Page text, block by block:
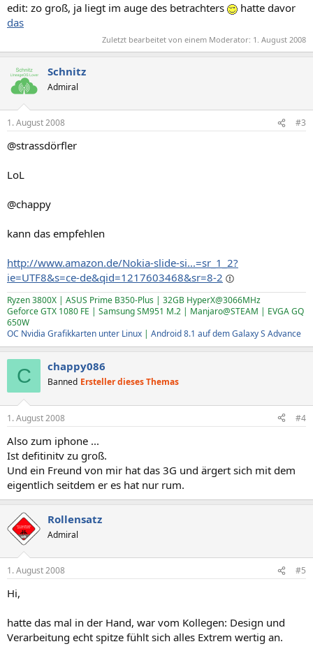
edit: zo groß, ja liegt im auge des betrachters
hatte davor
das
Zuletzt bearbeitet von einem Moderator: 1. August 2008
Schnitz
Admiral
1. August 2008 #3
@strassdörfler
LoL
@chappy
kann das empfehlen
http://www.amazon.de/Nokia-slide-si...=sr_1_2?
ie=UTF8&s=ce-de&qid=1217603468&sr=8-2
Ryzen 3800X | ASUS Prime B350-Plus | 32GB HyperX@3066MHz
Geforce GTX 1080 FE | Samsung SM951 M.2 | Manjaro@STEAM | EVGA GQ
650W
OC Nvidia Grafikkarten unter Linux | Android 8.1 auf dem Galaxy S Advance
C chappy086
Banned Ersteller dieses Themas
1. August 2008 #4
Also zum iphone ...
Ist defitinitv zu groß.
Und ein Freund von mir hat das 3G und ärgert sich mit dem
eigentlich seitdem er es hat nur rum.
Rollensatz
Admiral
1. August 2008 #5
Hi,
hatte das mal in der Hand, war vom Kollegen: Design und
Verarbeitung echt spitze fühlt sich alles Extrem wertig an.